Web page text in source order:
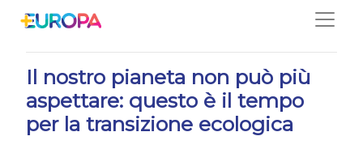
23/12/2021
Il nostro pianeta non può più
aspettare: questo è il tempo
per la transizione ecologica